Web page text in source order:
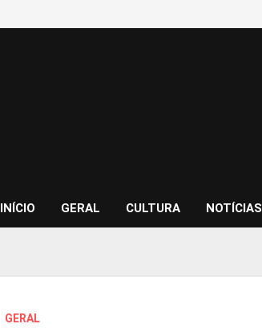
INÍCIO GERAL CULTURA NOTÍCIAS
GERAL